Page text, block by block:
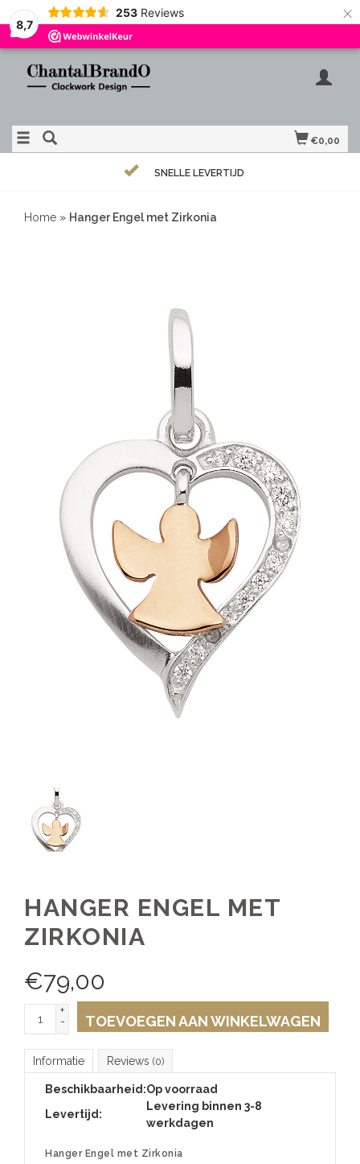
8,7
253 Reviews ×
€0,00
SNELLE LEVERTIJD
Home » Hanger Engel met Zirkonia
HANGER ENGEL MET
ZIRKONIA
€79,00
+
-
TOEVOEGEN AAN WINKELWAGEN
Informatie Reviews (0)
Beschikbaarheid:Op voorraad
Levertijd:
Levering binnen 3-8
werkdagen
Hanger Engel met Zirkonia